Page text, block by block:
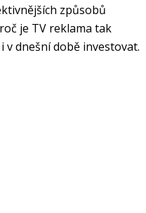
způsobů
je TV reklama tak
v dnešní době investovat.